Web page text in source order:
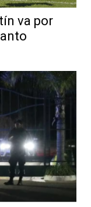
va por